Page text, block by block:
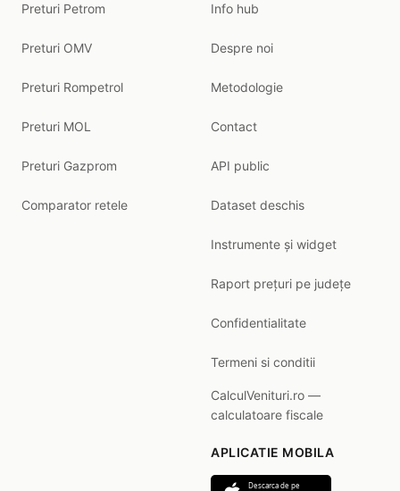
Preturi Petrom
Preturi OMV
Preturi Rompetrol
Preturi MOL
Preturi Gazprom
Comparator retele
Info hub
Despre noi
Metodologie
Contact
API public
Dataset deschis
Instrumente și widget
Raport prețuri pe județe
Confidentialitate
Termeni si conditii
CalculVenituri.ro —
calculatoare fiscale
APLICATIE MOBILA
Descarca de pe